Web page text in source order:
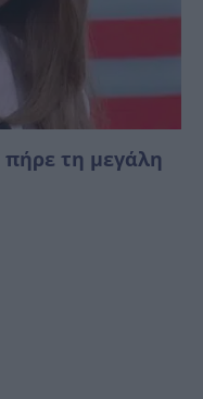
πήρε τη μεγάλη